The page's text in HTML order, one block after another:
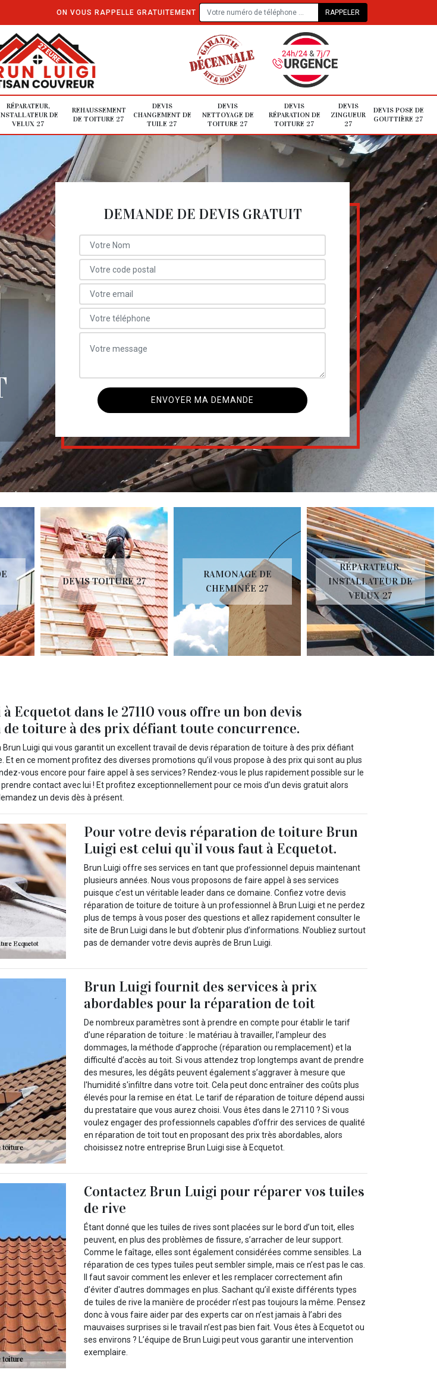
ON VOUS RAPPELLE GRATUITEMENT
RÉPARATEUR,
DE
VELUX 27
REHAUSSEMENT
DE TOITURE 27
DEVIS
CHANGEMENT DE
TUILE 27
DEVIS
NETTOYAGE DE
TOITURE 27
DEVIS
RÉPARATION DE
TOITURE 27
DEVIS
ZINGUEUR
27
DEVIS POSE DE
GOUTTIÈRE 27
DEMANDE DE DEVIS GRATUIT
DEVIS TOITURE 27
RAMONAGE DE
CHEMINÉE 27
RÉPARATEUR,
INSTALLATEUR DE
VELUX 27
Ecquetot dans le 27110 vous offre un bon devis
toiture à des prix défiant toute concurrence.
Brun Luigi qui vous garantit un excellent travail de devis réparation de toiture à des prix défiant
Et en ce moment profitez des diverses promotions qu’il vous propose à des prix qui sont au plus
vous encore pour faire appel à ses services? Rendez-vous le plus rapidement possible sur le
contact avec lui ! Et profitez exceptionnellement pour ce mois d’un devis gratuit alors
un devis dès à présent.
Pour votre devis réparation de toiture Brun
Luigi est celui qu`il vous faut à Ecquetot.
Brun Luigi offre ses services en tant que professionnel depuis maintenant
plusieurs années. Nous vous proposons de faire appel à ses services
puisque c’est un véritable leader dans ce domaine. Confiez votre devis
réparation de toiture de toiture à un professionnel à Brun Luigi et ne perdez
plus de temps à vous poser des questions et allez rapidement consulter le
site de Brun Luigi dans le but d’obtenir plus d’informations. N’oubliez surtout
pas de demander votre devis auprès de Brun Luigi.
Brun Luigi fournit des services à prix
abordables pour la réparation de toit
De nombreux paramètres sont à prendre en compte pour établir le tarif
d’une réparation de toiture : le matériau à travailler, l’ampleur des
dommages, la méthode d’approche (réparation ou remplacement) et la
difficulté d’accès au toit. Si vous attendez trop longtemps avant de prendre
des mesures, les dégâts peuvent également s’aggraver à mesure que
l'humidité s'infiltre dans votre toit. Cela peut donc entraîner des coûts plus
élevés pour la remise en état. Le tarif de réparation de toiture dépend aussi
du prestataire que vous aurez choisi. Vous êtes dans le 27110 ? Si vous
voulez engager des professionnels capables d’offrir des services de qualité
en réparation de toit tout en proposant des prix très abordables, alors
choisissez notre entreprise Brun Luigi sise à Ecquetot.
Contactez Brun Luigi pour réparer vos tuiles
de rive
Étant donné que les tuiles de rives sont placées sur le bord d’un toit, elles
peuvent, en plus des problèmes de fissure, s’arracher de leur support.
Comme le faîtage, elles sont également considérées comme sensibles. La
réparation de ces types tuiles peut sembler simple, mais ce n’est pas le cas.
Il faut savoir comment les enlever et les remplacer correctement afin
d’éviter d'autres dommages en plus. Sachant qu’il existe différents types
de tuiles de rive la manière de procéder n’est pas toujours la même. Pensez
donc à vous faire aider par des experts car on n’est jamais à l’abri des
mauvaises surprises si le travail n’est pas bien fait. Vous êtes à Ecquetot ou
ses environs ? L’équipe de Brun Luigi peut vous garantir une intervention
exemplaire.